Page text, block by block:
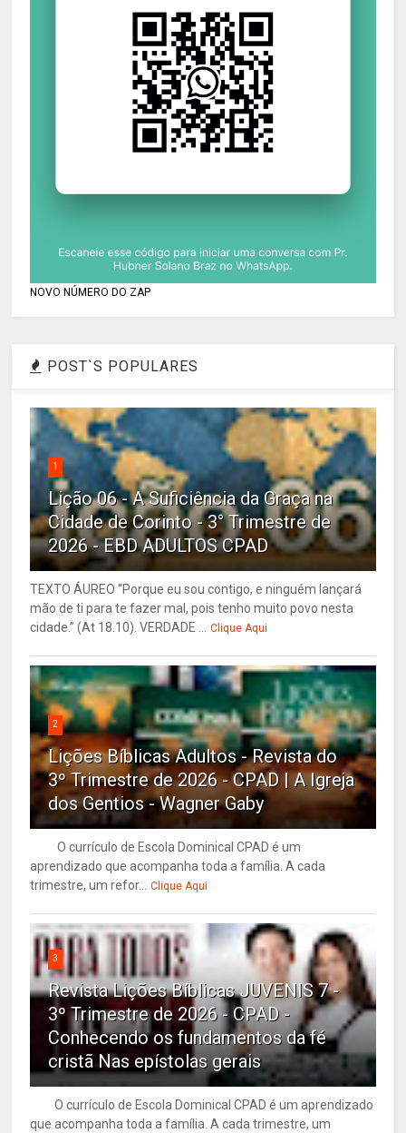
NOVO NÚMERO DO ZAP
POST`S POPULARES
1
Lição 06 - A Suficiência da Graça na
Cidade de Corinto - 3° Trimestre de
2026 - EBD ADULTOS CPAD
TEXTO ÁUREO “Porque eu sou contigo, e ninguém lançará
mão de ti para te fazer mal, pois tenho muito povo nesta
cidade.” (At 18.10). VERDADE ... Clique Aqui
2
Lições Bíblicas Adultos - Revista do
3º Trimestre de 2026 - CPAD | A Igreja
dos Gentios - Wagner Gaby
O currículo de Escola Dominical CPAD é um
aprendizado que acompanha toda a família. A cada
trimestre, um refor... Clique Aqui
3
Revista Lições Bíblicas JUVENIS 7 -
3º Trimestre de 2026 - CPAD -
Conhecendo os fundamentos da fé
cristã Nas epístolas gerais
O currículo de Escola Dominical CPAD é um aprendizado
que acompanha toda a família. A cada trimestre, um